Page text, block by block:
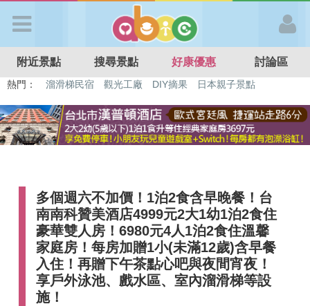
APP登入
首 頁
好康優惠
最新消息
最新留言
附近景點 搜尋景點 好康優惠 討論區
熱門： 特色遊戲場 親子住房優惠 台北親子餐廳
溫泉泡湯SPA
多個週六不加價！1泊2食含早晚餐！台
南南科贊美酒店4999元2大1幼1泊2食住
豪華雙人房！6980元4人1泊2食住溫馨
家庭房！每房加贈1小(未滿12歲)含早餐
入住！再贈下午茶點心吧與夜間宵夜！
享戶外泳池、戲水區、室內溜滑梯等設
施！